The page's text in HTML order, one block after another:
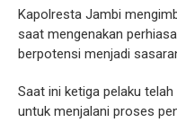
Kapolresta Jambi
saat mengenakan
berpotensi menjadi
Saat ini ketiga pelaku
untuk menjalani proses